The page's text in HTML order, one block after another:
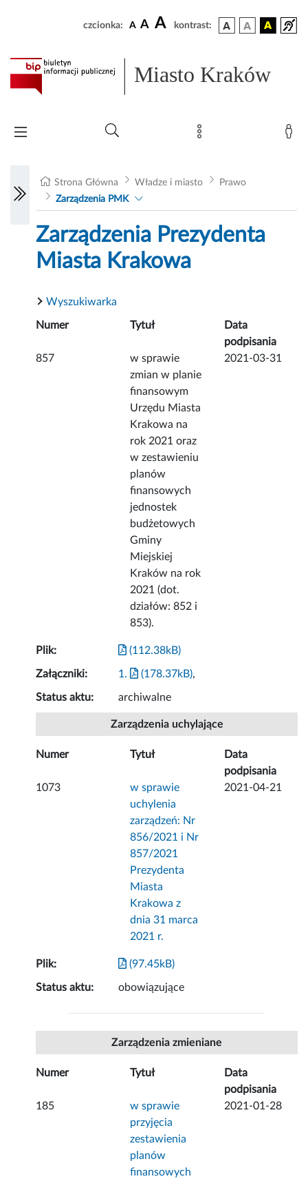
czcionka: A A A kontrast:
Miasto Kraków
Strona Główna Władze i miasto
Prawo
Zarządzenia PMK
Zarządzenia Prezydenta
Miasta Krakowa
Wyszukiwarka
Numer Tytuł
Data
podpisania
857
w sprawie
zmian w planie
finansowym
Urzędu Miasta
Krakowa na
rok 2021 oraz
w zestawieniu
planów
finansowych
jednostek
budżetowych
Gminy
Miejskiej
Kraków na rok
2021 (dot.
działów: 852 i
853).
2021-03-31
Plik: (112.38kB)
Załączniki: 1. (178.37kB),
Status aktu: archiwalne
Zarządzenia uchylające
Numer Tytuł
Data
podpisania
1073
w sprawie
uchylenia
zarządzeń: Nr
856/2021 i Nr
857/2021
Prezydenta
Miasta
Krakowa z
dnia 31 marca
2021 r.
2021-04-21
Plik: (97.45kB)
Status aktu: obowiązujące
Zarządzenia zmieniane
Numer Tytuł
Data
podpisania
185
w sprawie
przyjęcia
zestawienia
planów
finansowych
2021-01-28